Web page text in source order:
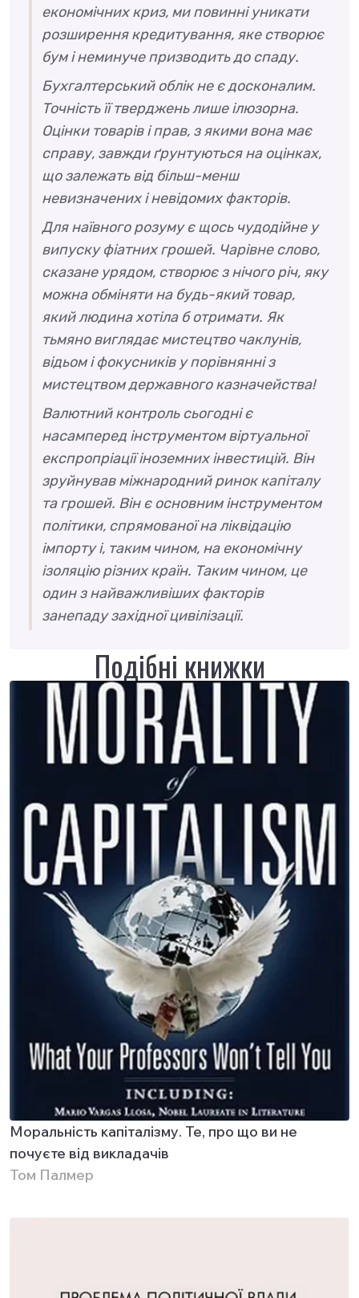
економічних криз, ми повинні уникати
розширення кредитування, яке створює
бум і неминуче призводить до спаду.
Бухгалтерський облік не є досконалим.
Точність її тверджень лише ілюзорна.
Оцінки товарів і прав, з якими вона має
справу, завжди ґрунтуються на оцінках,
що залежать від більш-менш
невизначених і невідомих факторів.
Для наївного розуму є щось чудодійне у
випуску фіатних грошей. Чарівне слово,
сказане урядом, створює з нічого річ, яку
можна обміняти на будь-який товар,
який людина хотіла б отримати. Як
тьмяно виглядає мистецтво чаклунів,
відьом і фокусників у порівнянні з
мистецтвом державного казначейства!
Валютний контроль сьогодні є
насамперед інструментом віртуальної
експропріації іноземних інвестицій. Він
зруйнував міжнародний ринок капіталу
та грошей. Він є основним інструментом
політики, спрямованої на ліквідацію
імпорту і, таким чином, на економічну
ізоляцію різних країн. Таким чином, це
один з найважливіших факторів
занепаду західної цивілізації.
Подібні книжки
Моральність капіталізму. Те, про що ви не
почуєте від викладачів
Том Палмер